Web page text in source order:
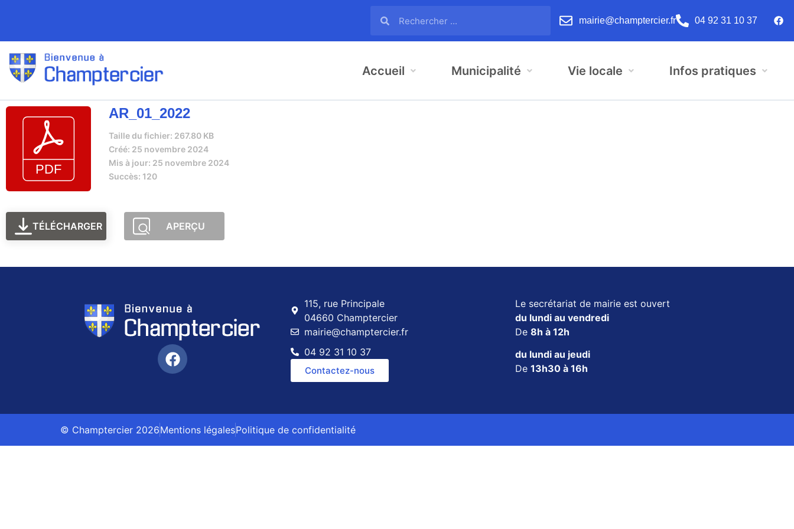
mairie@champtercier.fr 04 92 31 10 37
Accueil Municipalité Vie locale Infos pratiques
AR_01_2022
Taille du fichier: 267.80 KB
Créé: 25 novembre 2024
Mis à jour: 25 novembre 2024
Succès: 120
TÉLÉCHARGER APERÇU
115, rue Principale
04660 Champtercier
mairie@champtercier.fr
04 92 31 10 37
Contactez-nous
Le secrétariat de mairie est ouvert
du lundi au vendredi
De 8h à 12h
du lundi au jeudi
De 13h30 à 16h
© Champtercier 2026Mentions légalesPolitique de confidentialité